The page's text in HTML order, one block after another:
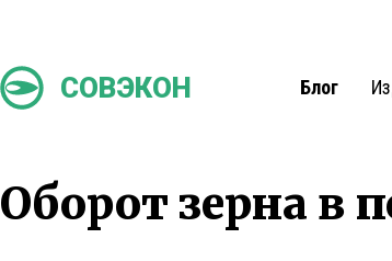
СОВЭКОН Блог
Оборот зерна в